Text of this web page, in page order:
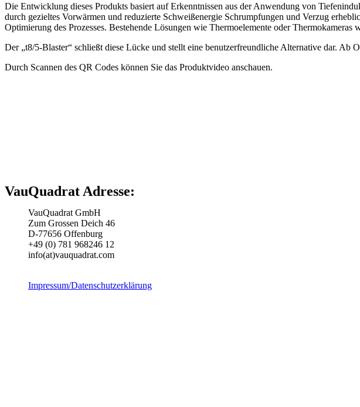
Die Entwicklung dieses Produkts basiert auf Erkenntnissen aus der Anwendung von
durch gezieltes Vorwärmen und reduzierte Schweißenergie Schrumpfungen und Verzug
Optimierung des Prozesses. Bestehende Lösungen wie Thermoelemente oder
Der „t8/5-Blaster“ schließt diese Lücke und stellt eine benutzerfreundliche Alternative dar. Ab
Durch Scannen des QR Codes können Sie das Produktvideo anschauen.
VauQuadrat Adresse:
VauQuadrat GmbH
Zum Grossen Deich 46
D-77656 Offenburg
+49 (0) 781 968246 12
info(at)vauquadrat.com
Impressum/Datenschutzerklärung